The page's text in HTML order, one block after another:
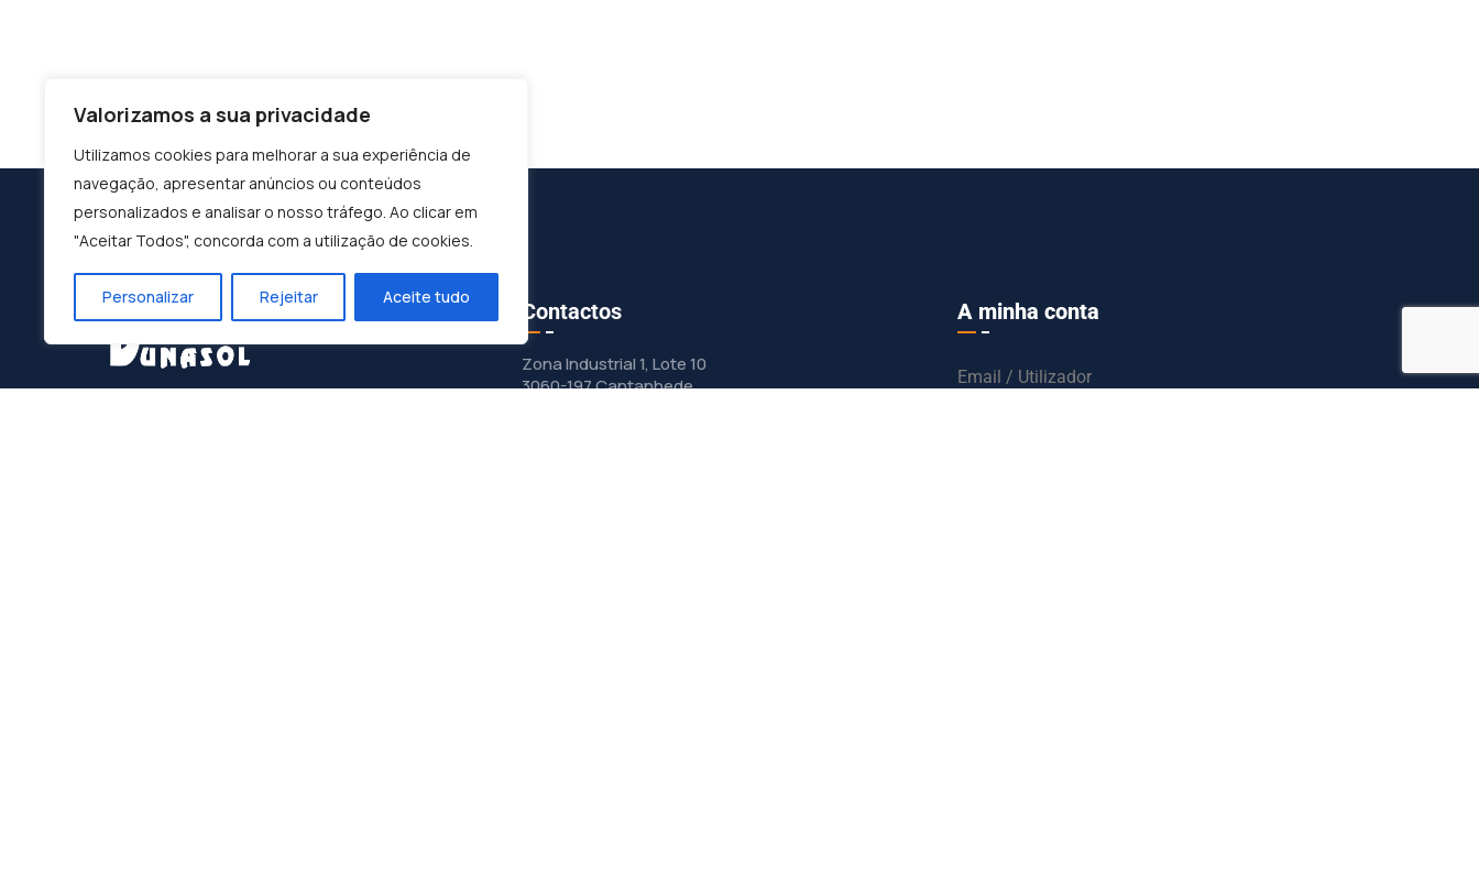
Valorizamos a sua privacidade
Utilizamos cookies para melhorar a sua experiência de
navegação, apresentar anúncios ou conteúdos
personalizados e analisar o nosso tráfego. Ao clicar em
"Aceitar Todos", concorda com a utilização de cookies.
Personalizar Rejeitar Aceite tudo
Contactos
Zona Industrial 1, Lote 10
3060-197 Cantanhede
A minha conta
Email / Utilizador